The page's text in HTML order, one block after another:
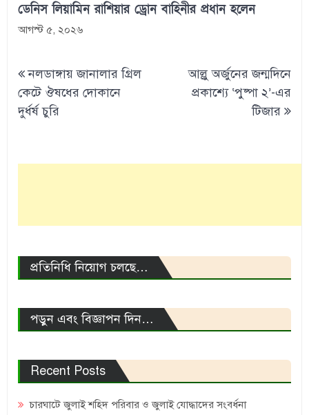
ডেনিস লিয়ামিন রাশিয়ার ড্রোন বাহিনীর প্রধান হলেন
আগস্ট ৫, ২০২৬
navigation
নলডাঙ্গায় জানালার গ্রিল
কেটে ঔষধের দোকানে
দুর্ধর্ষ চুরি
আল্লু অর্জুনের জন্মদিনে
প্রকাশ্যে ‘পুষ্পা ২’-এর
টিজার
প্রতিনিধি নিয়োগ চলছে…
পড়ুন এবং বিজ্ঞাপন দিন…
Recent Posts
চারঘাটে জুলাই শহিদ পরিবার ও জুলাই যোদ্ধাদের সংবর্ধনা